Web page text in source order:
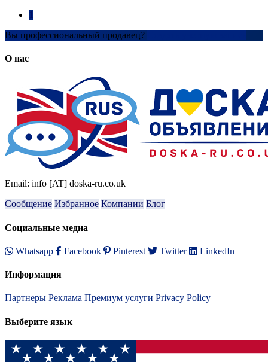
Вы профессиональный продавец?
О нас
Email: info [AT] doska-ru.co.uk
Сообщение Избранное Компании Блог
Социальные медиа
Whatsapp Facebook Pinterest Twitter LinkedIn
Информация
Партнеры Реклама Премиум услуги Privacy Policy
Выберите язык